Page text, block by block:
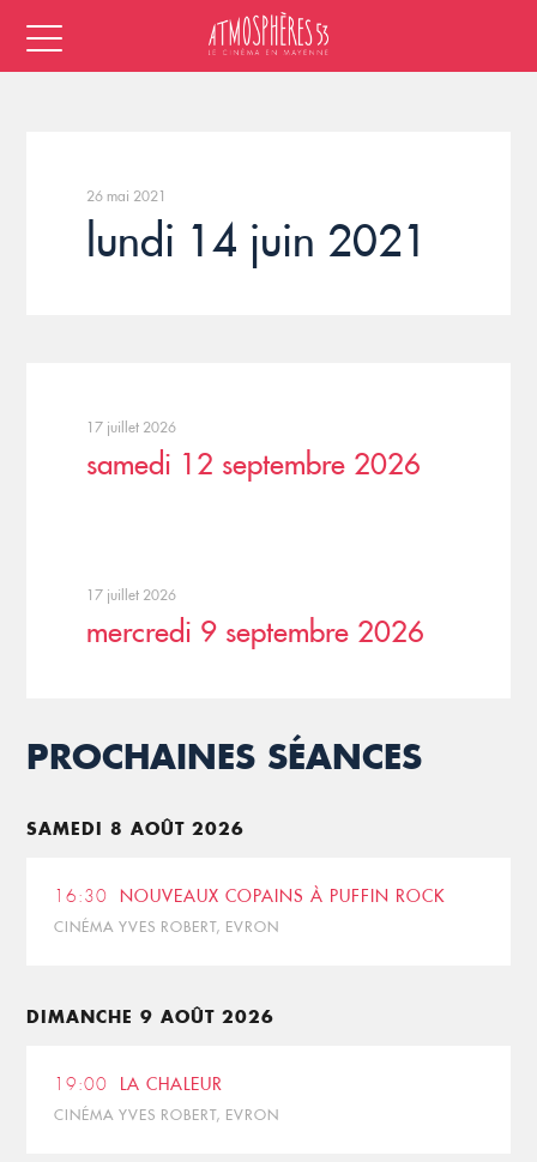
26 mai 2021
lundi 14 juin 2021
17 juillet 2026
samedi 12 septembre 2026
17 juillet 2026
mercredi 9 septembre 2026
PROCHAINES SÉANCES
SAMEDI 8 AOÛT 2026
16:30 NOUVEAUX COPAINS À PUFFIN ROCK
CINÉMA YVES ROBERT, EVRON
DIMANCHE 9 AOÛT 2026
19:00 LA CHALEUR
CINÉMA YVES ROBERT, EVRON